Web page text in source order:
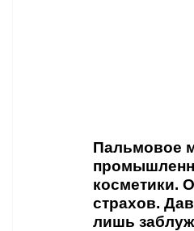
Пальмовое
косметики.
страхов.
лишь